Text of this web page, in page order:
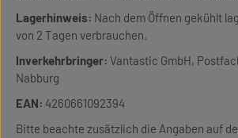
Lagerhinweis: Nach dem Öffnen gekühlt
von 2 Tagen verbrauchen.
Inverkehrbringer: Vantastic GmbH,
Nabburg
EAN: 4260661092394
Bitte beachte zusätzlich die Angaben auf